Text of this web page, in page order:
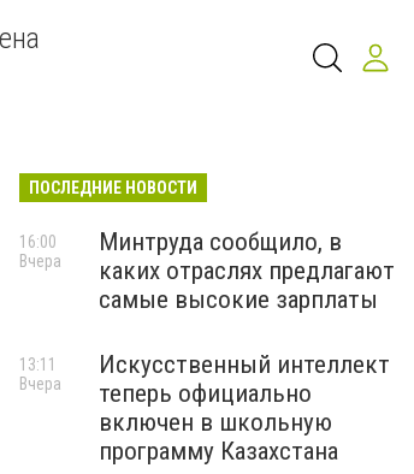
ПОСЛЕДНИЕ НОВОСТИ
Минтруда сообщило, в
каких отраслях предлагают
самые высокие зарплаты
16:00
Вчера
Искусственный интеллект
теперь официально
включен в школьную
программу Казахстана
13:11
Вчера